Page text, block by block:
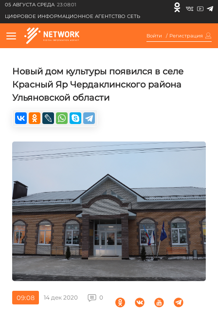
05 АВГУСТА СРЕДА 23:08:01
ЦИФРОВОЕ ИНФОРМАЦИОННОЕ АГЕНТСТВО СЕТЬ
Войти / Регистрация
Новый дом культуры появился в селе
Красный Яр Чердаклинского района
Ульяновской области
09:08 14 дек 2020 0